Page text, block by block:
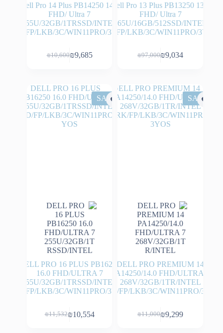
Dell Pro 13 Plus PB13250 13.3
FHD/ Ultra 7
265U/16GB/512SSD/INTEL
HD/FP/LKB/3C/WIN11PRO/3YOS
₪97,000
המחיר
₪97,000.
₪9,034 המחיר
₪9,034.
Dell Pro 14 Plus PB14250 14.0
FHD/ Ultra 7
255U/32GB/1TRSSD/INTEL
HD/FP/LKB/3C/WIN11PRO/3YOS
₪10,600
המחיר
₪10,600.
₪9,685 המחיר
₪9,685.
SALE
DELL PRO PREMIUM 14
PA14250/14.0 FHD/ULTRA 7
268V/32GB/1TR/INTEL
ARK/FP/LKB/3C/WIN11PRO/3YOS
₪11,000
המחיר₪9,299 המחיר
SALE
DELL PRO 16 PLUS PB16250
16.0 FHD/ULTRA 7
255U/32GB/1TRSSD/INTEL
HD/FP/LKB/3C/WIN11PRO/3YOS
₪11,532
המחיר₪10,554 המחיר